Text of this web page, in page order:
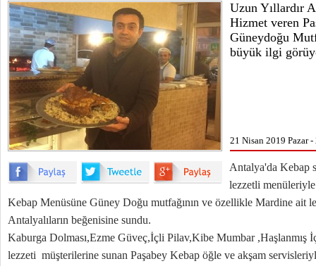
Uzun Yıllardır
Hizmet veren
Güneydoğu
büyük ilgi
21 Nisan 2019 Pazar
Antalya'da Kebap
lezzetli
Kebap Menüsüne Güney Doğu mutfağının ve özellikle Mardine ait
Antalyalıların beğenisine sundu.
Kaburga Dolması,Ezme Güveç,İçli Pilav,Kibe Mumbar ,Haşlanmış
lezzeti müşterilerine sunan Paşabey Kebap öğle ve akşam